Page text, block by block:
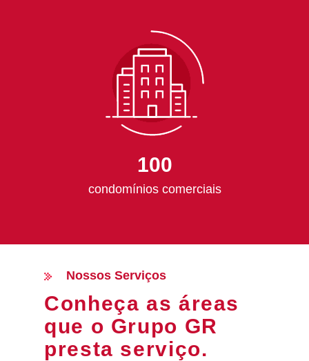
100
condomínios comerciais
Nossos Serviços
Conheça as áreas
que o Grupo GR
presta serviço.